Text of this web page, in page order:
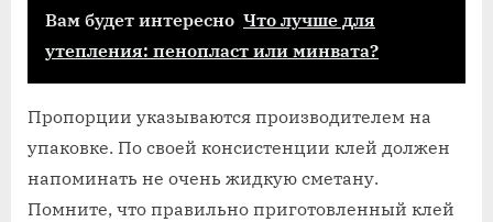
Вам будет интересно Что лучше для
утепления: пенопласт или минвата?
Пропорции указываются производителем на
упаковке. По своей консистенции клей должен
напоминать не очень жидкую сметану.
Помните, что правильно приготовленный клей